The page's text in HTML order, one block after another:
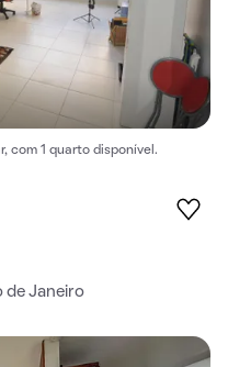
com 1 quarto disponível.
de Janeiro